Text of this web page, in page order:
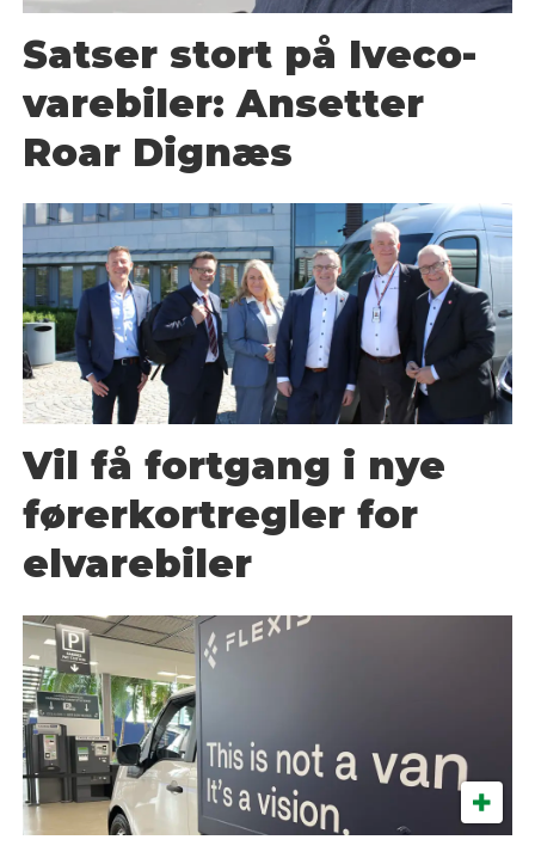
Satser stort på Iveco-
varebiler: Ansetter
Roar Dignæs
Vil få fortgang i nye
førerkortregler for
elvarebiler